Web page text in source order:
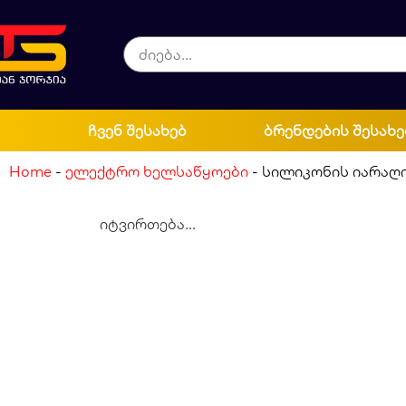
ჩვენ შესახებ ბრენდების
Home - ელექტრო ხელსაწყოები - სილიკონის
იტვირთება...